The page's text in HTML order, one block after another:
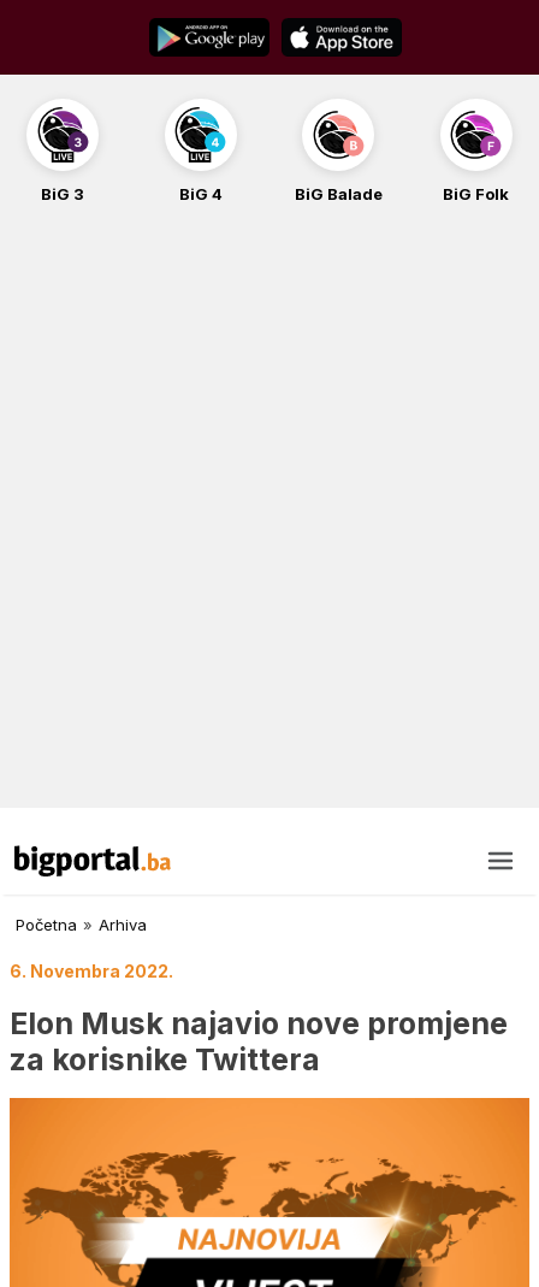
content
BiG 3 BiG 4 BiG Balade BiG Folk
Početna » Arhiva
6. Novembra 2022.
Elon Musk najavio nove promjene
za korisnike Twittera